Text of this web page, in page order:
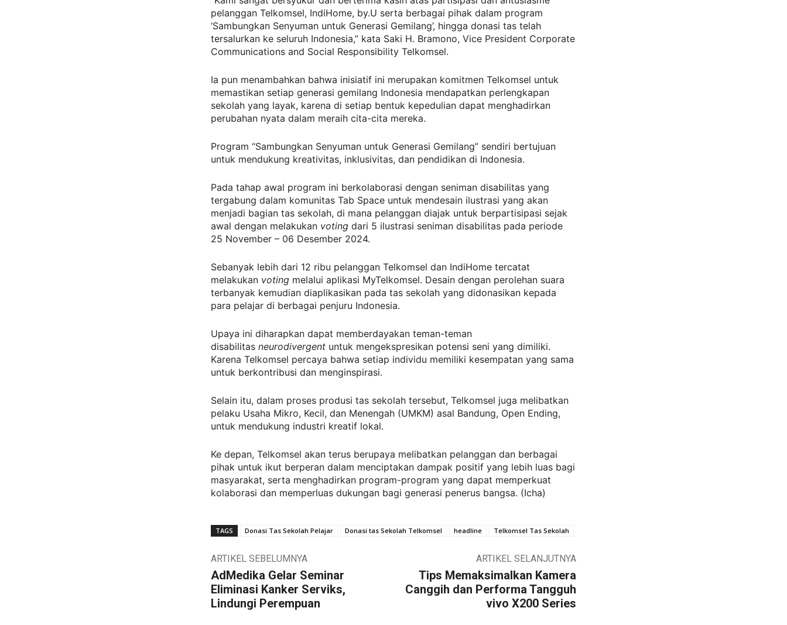
pelanggan Telkomsel, IndiHome, by.U serta berbagai pihak dalam program
‘Sambungkan Senyuman untuk Generasi Gemilang’, hingga donasi tas telah
tersalurkan ke seluruh Indonesia,” kata Saki H. Bramono, Vice President Corporate
Communications and Social Responsibility Telkomsel.
Ia pun menambahkan bahwa inisiatif ini merupakan komitmen Telkomsel untuk
memastikan setiap generasi gemilang Indonesia mendapatkan perlengkapan
sekolah yang layak, karena di setiap bentuk kepedulian dapat menghadirkan
perubahan nyata dalam meraih cita-cita mereka.
Program “Sambungkan Senyuman untuk Generasi Gemilang” sendiri bertujuan
untuk mendukung kreativitas, inklusivitas, dan pendidikan di Indonesia.
Pada tahap awal program ini berkolaborasi dengan seniman disabilitas yang
tergabung dalam komunitas Tab Space untuk mendesain ilustrasi yang akan
menjadi bagian tas sekolah, di mana pelanggan diajak untuk berpartisipasi sejak
awal dengan melakukan voting dari 5 ilustrasi seniman disabilitas pada periode
25 November – 06 Desember 2024.
Sebanyak lebih dari 12 ribu pelanggan Telkomsel dan IndiHome tercatat
melakukan voting melalui aplikasi MyTelkomsel. Desain dengan perolehan suara
terbanyak kemudian diaplikasikan pada tas sekolah yang didonasikan kepada
para pelajar di berbagai penjuru Indonesia.
Upaya ini diharapkan dapat memberdayakan teman-teman
disabilitas neurodivergent untuk mengekspresikan potensi seni yang dimiliki.
Karena Telkomsel percaya bahwa setiap individu memiliki kesempatan yang sama
untuk berkontribusi dan menginspirasi.
Selain itu, dalam proses produsi tas sekolah tersebut, Telkomsel juga melibatkan
pelaku Usaha Mikro, Kecil, dan Menengah (UMKM) asal Bandung, Open Ending,
untuk mendukung industri kreatif lokal.
Ke depan, Telkomsel akan terus berupaya melibatkan pelanggan dan berbagai
pihak untuk ikut berperan dalam menciptakan dampak positif yang lebih luas bagi
masyarakat, serta menghadirkan program-program yang dapat memperkuat
kolaborasi dan memperluas dukungan bagi generasi penerus bangsa. (Icha)
TAGS Donasi Tas Sekolah Pelajar Donasi tas Sekolah Telkomsel headline Telkomsel Tas Sekolah
ARTIKEL SEBELUMNYA
AdMedika Gelar Seminar
Eliminasi Kanker Serviks,
Lindungi Perempuan
ARTIKEL SELANJUTNYA
Tips Memaksimalkan Kamera
Canggih dan Performa Tangguh
vivo X200 Series